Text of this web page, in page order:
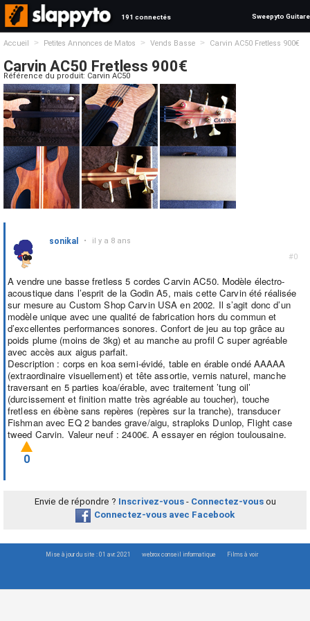
191 connectés Sweepyto Guitare
Accueil > Petites Annonces de Matos > Vends Basse > Carvin AC50 Fretless 900€
Carvin AC50 Fretless 900€
Référence du produit: Carvin AC50
#0
sonikal • il y a 8 ans
A vendre une basse fretless 5 cordes Carvin AC50. Modèle électro-
acoustique dans l’esprit de la Godin A5, mais cette Carvin été réalisée
sur mesure au Custom Shop Carvin USA en 2002. Il s’agit donc d’un
modèle unique avec une qualité de fabrication hors du commun et
d’excellentes performances sonores. Confort de jeu au top grâce au
poids plume (moins de 3kg) et au manche au profil C super agréable
avec accès aux aigus parfait.
Description : corps en koa semi-évidé, table en érable ondé AAAAA
(extraordinaire visuellement) et tête assortie, vernis naturel, manche
traversant en 5 parties koa/érable, avec traitement ’tung oil’
(durcissement et finition matte très agréable au toucher), touche
fretless en ébène sans repères (repères sur la tranche), transducer
Fishman avec EQ 2 bandes grave/aigu, straploks Dunlop, Flight case
tweed Carvin. Valeur neuf : 2400€. A essayer en région toulousaine.
0
Envie de répondre ? Inscrivez-vous- Connectez-vousou
Connectez-vous avec Facebook
Mise à jour du site : 01 avr. 2021 webrox conseil informatique Films à voir